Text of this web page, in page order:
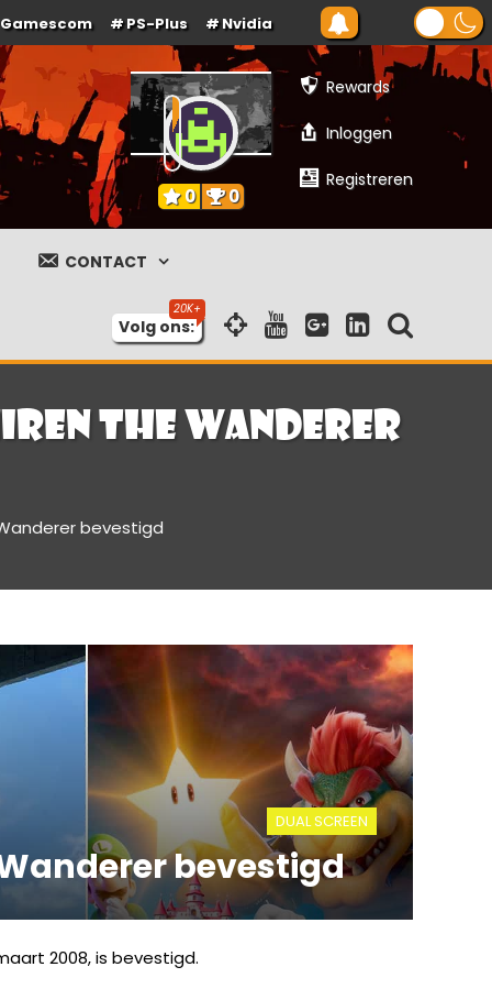
Gamescom PS-Plus Nvidia
Rewards
Inloggen
Registreren
0 0
CONTACT
Volg ons:
the Wanderer
bevestigd
DUAL SCREEN
bevestigd
2008, is bevestigd.